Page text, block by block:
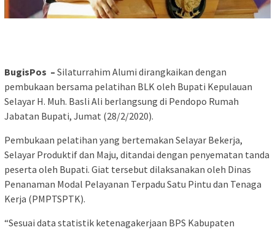
BugisPos – Silaturrahim Alumi dirangkaikan dengan
pembukaan bersama pelatihan BLK oleh Bupati Kepulauan
Selayar H. Muh. Basli Ali berlangsung di Pendopo Rumah
Jabatan Bupati, Jumat (28/2/2020).
Pembukaan pelatihan yang bertemakan Selayar Bekerja,
Selayar Produktif dan Maju, ditandai dengan penyematan tanda
peserta oleh Bupati. Giat tersebut dilaksanakan oleh Dinas
Penanaman Modal Pelayanan Terpadu Satu Pintu dan Tenaga
Kerja (PMPTSPTK).
“Sesuai data statistik ketenagakerjaan BPS Kabupaten